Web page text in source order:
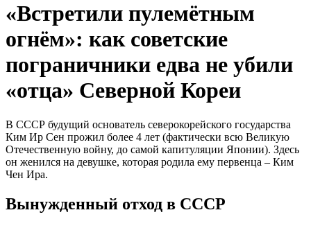
«Встретили пулемётным
огнём»: как советские
пограничники едва не убили
«отца» Северной Кореи
В СССР будущий основатель северокорейского государства
Ким Ир Сен прожил более 4 лет (фактически всю Великую
Отечественную войну, до самой капитуляции Японии). Здесь
он женился на девушке, которая родила ему первенца – Ким
Чен Ира.
Вынужденный отход в СССР